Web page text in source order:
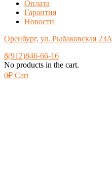
Оплата
Гарантия
Новости
Оренбург, ул. Рыбаковская 23А
8(912)846-66-16
No products in the cart.
0₽ Cart